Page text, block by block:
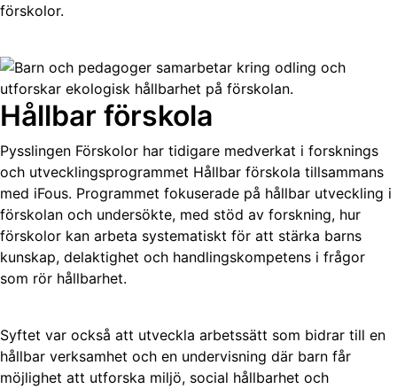
förskolor.
Hållbar förskola
Pysslingen Förskolor har tidigare medverkat i forsknings
och utvecklingsprogrammet Hållbar förskola tillsammans
med iFous. Programmet fokuserade på hållbar utveckling i
förskolan och undersökte, med stöd av forskning, hur
förskolor kan arbeta systematiskt för att stärka barns
kunskap, delaktighet och handlingskompetens i frågor
som rör hållbarhet.
Syftet var också att utveckla arbetssätt som bidrar till en
hållbar verksamhet och en undervisning där barn får
möjlighet att utforska miljö, social hållbarhet och